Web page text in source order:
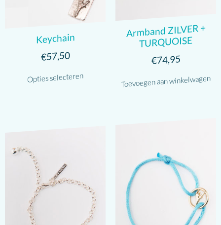
Keychain
€57,50
Opties selecteren
Armband ZILVER +
TURQUOISE
€74,95
Toevoegen aan winkelwagen